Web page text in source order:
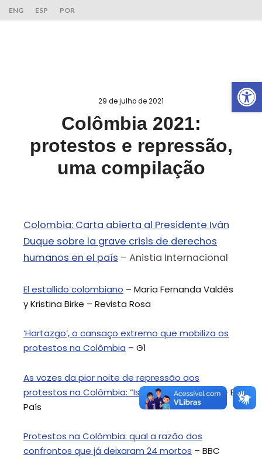
ENG ESP POR
29 de julho de 2021
Colômbia 2021:
protestos e repressão,
uma compilação
Colombia: Carta abierta al Presidente Iván
Duque sobre la grave crisis de derechos
humanos en el país – Anistia Internacional
El estallido colombiano – María Fernanda Valdés
y Kristina Birke – Revista Rosa
‘Hartazgo’, o cansaço extremo que mobiliza os
protestos na Colômbia – G1
As vozes da pior noite de repressão aos
protestos na Colômbia: “Isto é uma caçada”– El
País
Protestos na Colômbia: qual a razão dos
confrontos que já deixaram 24 mortos – BBC